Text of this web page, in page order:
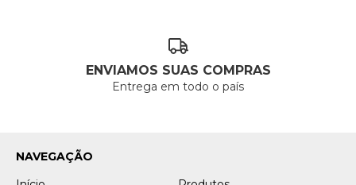
ENVIAMOS SUAS COMPRAS
Entrega em todo o país
NAVEGAÇÃO